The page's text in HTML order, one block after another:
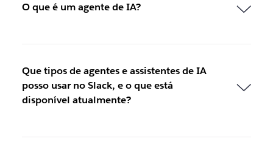
O que é um agente de IA?
Que tipos de agentes e assistentes de IA
posso usar no Slack, e o que está
disponível atualmente?